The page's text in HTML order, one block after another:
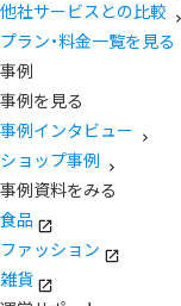
他社サービスとの比較
プラン・料金一覧を見る
事例
事例を見る
事例インタビュー
ショップ事例
事例資料をみる
食品
ファッション
雑貨